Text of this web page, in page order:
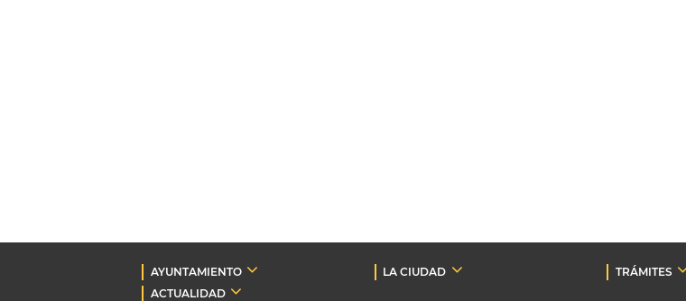
AYUNTAMIENTO LA CIUDAD TRÁMITES
ACTUALIDAD